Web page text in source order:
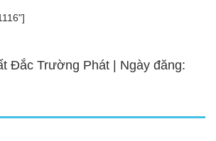
Đắc Trường Phát | Ngày đăng: